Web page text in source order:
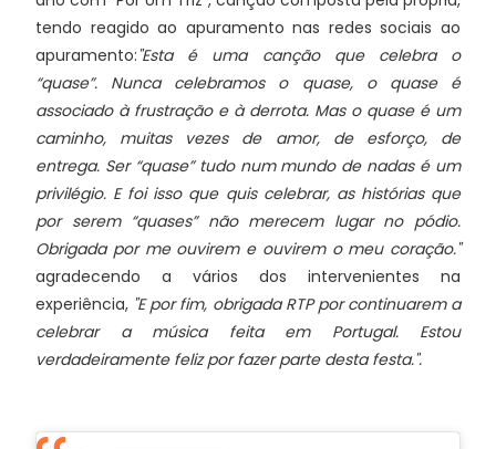
tendo reagido ao apuramento nas redes sociais ao
apuramento:"Esta é uma canção que celebra o
“quase”. Nunca celebramos o quase, o quase é
associado à frustração e à derrota. Mas o quase é um
caminho, muitas vezes de amor, de esforço, de
entrega. Ser “quase” tudo num mundo de nadas é um
privilégio. E foi isso que quis celebrar, as histórias que
por serem “quases” não merecem lugar no pódio.
Obrigada por me ouvirem e ouvirem o meu coração."
agradecendo a vários dos intervenientes na
experiência, "E por fim, obrigada RTP por continuarem a
celebrar a música feita em Portugal. Estou
verdadeiramente feliz por fazer parte desta festa.".